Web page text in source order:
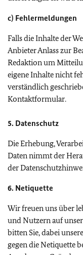
c) Fehlermeldungen
Falls die Inhalte der
Anbieter Anlass zur
Redaktion um
eigene Inhalte nicht
verständlich
Kontaktformular.
5. Datenschutz
Die Erhebung,
Daten nimmt der
der
6. Netiquette
Wir freuen uns über
und Nutzern auf
bitten Sie, dabei
gegen die Netiquette